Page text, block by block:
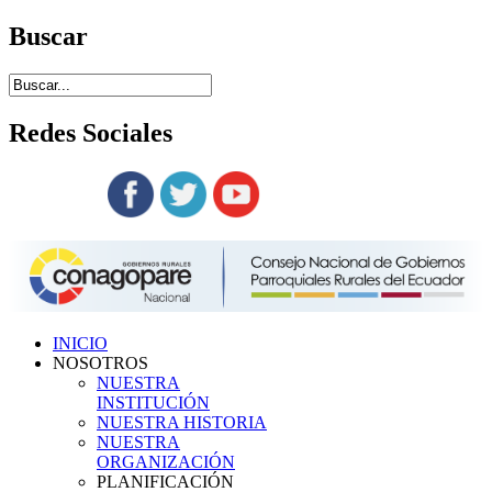
Buscar
Redes Sociales
INICIO
NOSOTROS
NUESTRA
INSTITUCIÓN
NUESTRA HISTORIA
NUESTRA
ORGANIZACIÓN
PLANIFICACIÓN